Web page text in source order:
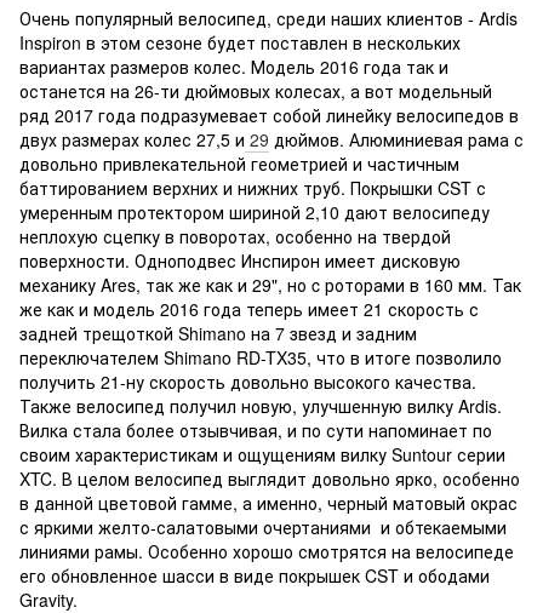
Очень популярный велосипед, среди наших клиентов - Ardis
Inspiron в этом сезоне будет поставлен в нескольких
вариантах размеров колес. Модель 2016 года так и
останется на 26-ти дюймовых колесах, а вот модельный
ряд 2017 года подразумевает собой линейку велосипедов в
двух размерах колес 27,5 и 29 дюймов. Алюминиевая рама с
довольно привлекательной геометрией и частичным
баттированием верхних и нижних труб. Покрышки CST с
умеренным протектором шириной 2,10 дают велосипеду
неплохую сцепку в поворотах, особенно на твердой
поверхности. Одноподвес Инспирон имеет дисковую
механику Ares, так же как и 29", но c роторами в 160 мм. Так
же как и модель 2016 года теперь имеет 21 скорость с
задней трещоткой Shimano на 7 звезд и задним
переключателем Shimano RD-TX35, что в итоге позволило
получить 21-ну скорость довольно высокого качества.
Также велосипед получил новую, улучшенную вилку Ardis.
Вилка стала более отзывчивая, и по сути напоминает по
своим характеристикам и ощущениям вилку Suntour серии
XTC. В целом велосипед выглядит довольно ярко, особенно
в данной цветовой гамме, а именно, черный матовый окрас
с яркими желто-салатовыми очертаниями и обтекаемыми
линиями рамы. Особенно хорошо смотрятся на велосипеде
его обновленное шасси в виде покрышек CST и ободами
Gravity.